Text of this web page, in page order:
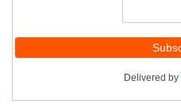
Delivered by